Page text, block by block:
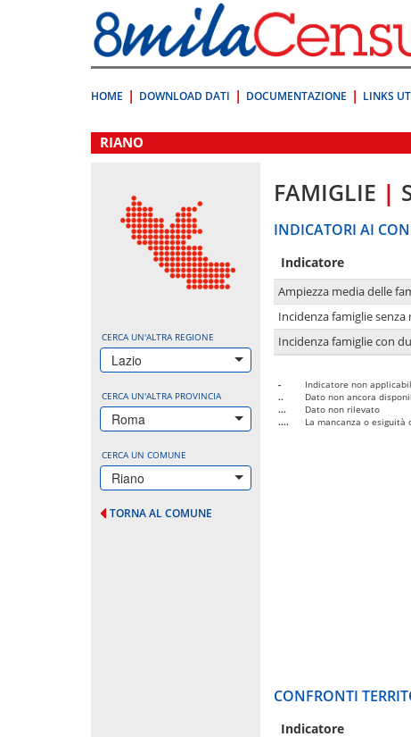
direttamente
a:
Contenuto
HOME DOWNLOAD DATI DOCUMENTAZIONE LINKS
.
RIANO
CERCA UN'ALTRA REGIONE
Lazio
CERCA UN'ALTRA PROVINCIA
Roma
CERCA UN COMUNE
Riano
TORNA AL COMUNE
FAMIGLIE |
INDICATORI AI
Indicatore
Ampiezza media delle
Incidenza famiglie senza
Incidenza famiglie con
-
Indicatore non
..
Dato non ancora
...
Dato non rilevato
....
La mancanza o
CONFRONTI
Indicatore